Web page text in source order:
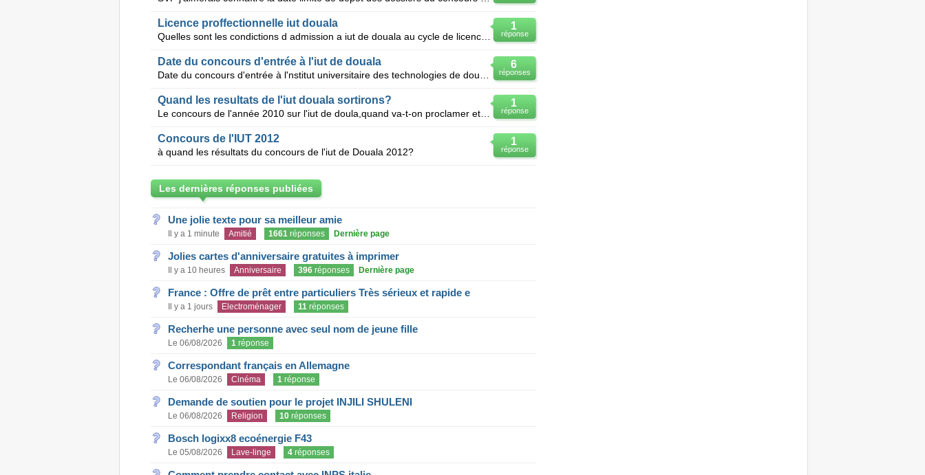
1
réponse
Licence proffectionnelle iut douala
Quelles sont les condictions d admission a iut de douala au cycle de licence proff les horaires de c
6
réponses
Date du concours d'entrée à l'iut de douala
1
réponse
Quand les resultats de l'iut douala sortirons?
Le concours de l'année 2010 sur l'iut de doula,quand va-t-on proclamer et aficher la listes des cndi
1
réponse
Concours de l'IUT 2012
à quand les résultats du concours de l'iut de Douala 2012?
Les dernières réponses publiées
Une jolie texte pour sa meilleur amie
Il y a 1 minute Amitié 1661réponses Dernière page
Jolies cartes d'anniversaire gratuites à imprimer
Il y a 10 heures Anniversaire 396réponses Dernière page
France : Offre de prêt entre particuliers Très sérieux et rapide e
Il y a 1 jours Electroménager 11réponses
Recherhe une personne avec seul nom de jeune fille
Le 06/08/2026 1réponse
Correspondant français en Allemagne
Le 06/08/2026 Cinéma 1réponse
Demande de soutien pour le projet INJILI SHULENI
Le 06/08/2026 Religion 10réponses
Bosch logixx8 ecoénergie F43
Le 05/08/2026 Lave-linge 4réponses